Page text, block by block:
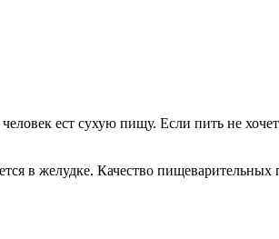
ест сухую пищу. Если пить не
в желудке. Качество пищеварительных